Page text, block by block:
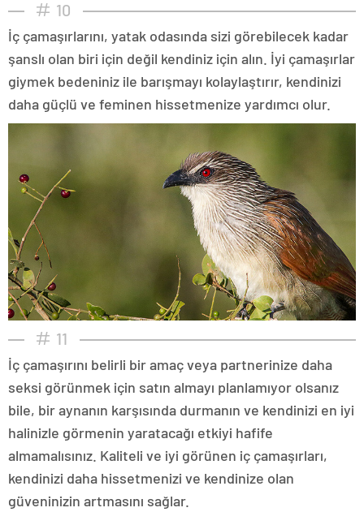
10
İç çamaşırlarını, yatak odasında sizi görebilecek kadar
şanslı olan biri için değil kendiniz için alın. İyi çamaşırlar
giymek bedeniniz ile barışmayı kolaylaştırır, kendinizi
daha güçlü ve feminen hissetmenize yardımcı olur.
11
İç çamaşırını belirli bir amaç veya partnerinize daha
seksi görünmek için satın almayı planlamıyor olsanız
bile, bir aynanın karşısında durmanın ve kendinizi en iyi
halinizle görmenin yaratacağı etkiyi hafife
almamalısınız. Kaliteli ve iyi görünen iç çamaşırları,
kendinizi daha hissetmenizi ve kendinize olan
güveninizin artmasını sağlar.